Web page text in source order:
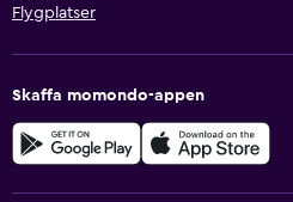
Flygplatser
Skaffa momondo-appen